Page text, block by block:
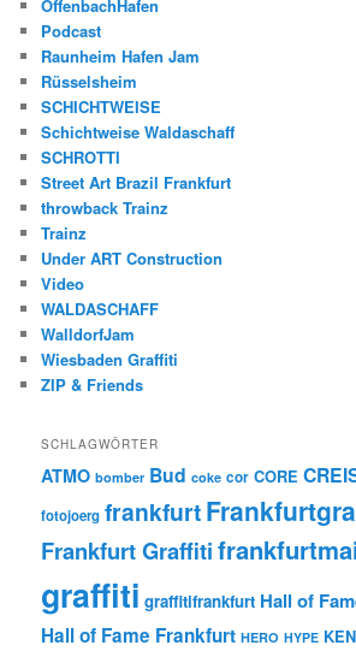
OffenbachHafen
Podcast
Raunheim Hafen Jam
Rüsselsheim
SCHICHTWEISE
Schichtweise Waldaschaff
SCHROTTI
Street Art Brazil Frankfurt
throwback Trainz
Trainz
Under ART Construction
Video
WALDASCHAFF
WalldorfJam
Wiesbaden Graffiti
ZIP & Friends
SCHLAGWÖRTER
ATMO bomber Bud coke cor CORE
fotojoerg frankfurt
Frankfurt Graffiti
graffiti graffitifrankfurt Hall of
Hall of Fame Frankfurt HERO HYPE